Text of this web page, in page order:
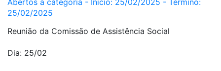
Abertos à categoria - Início: 25/02/2025 - Término:
25/02/2025
Reunião da Comissão de Assistência Social
Dia: 25/02